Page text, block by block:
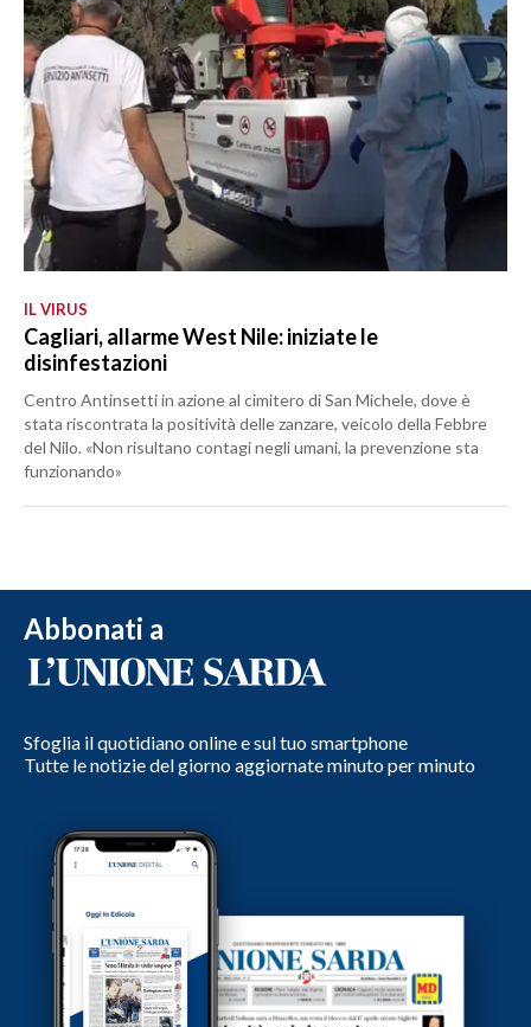
IL VIRUS
Cagliari, allarme West Nile: iniziate le
disinfestazioni
Centro Antinsetti in azione al cimitero di San Michele, dove è
stata riscontrata la positività delle zanzare, veicolo della Febbre
del Nilo. «Non risultano contagi negli umani, la prevenzione sta
funzionando»
Abbonati a
Sfoglia il quotidiano online e sul tuo smartphone
Tutte le notizie del giorno aggiornate minuto per minuto